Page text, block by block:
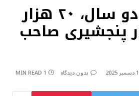
در کمتر از دو سال، ۲۰ هزار
پنجشیری صاحب
بدون دیدگاه 1 MIN READ